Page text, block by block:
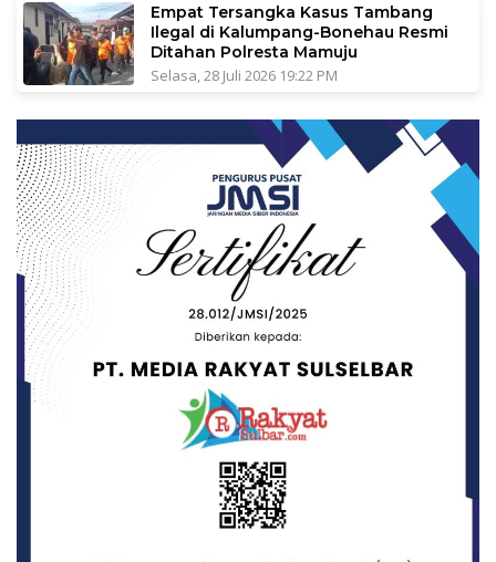
Empat Tersangka Kasus Tambang
Ilegal di Kalumpang-Bonehau Resmi
Ditahan Polresta Mamuju
Selasa, 28 Juli 2026 19:22 PM